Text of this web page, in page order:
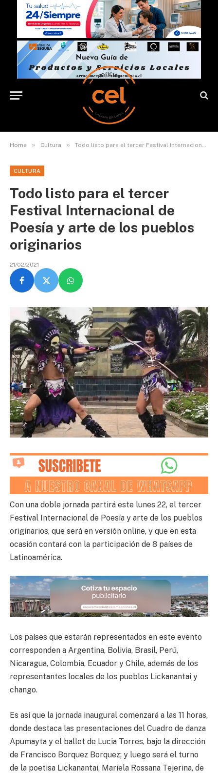
Home » Cultura » Todo listo para el tercer Festival Internacional de Poesía y arte de los pueblos originarios
CULTURA
Todo listo para el tercer
Festival Internacional de
Poesía y arte de los pueblos
originarios
21/02/2021
Con una doble jornada partirá este lunes 22, el tercer
Festival Internacional de Poesía y arte de los pueblos
originarios, que será en versión online, y que en esta
ocasión contará con la participación de 8 países de
Latinoamérica.
Los países que estarán representados en este evento
corresponden a Argentina, Bolivia, Brasil, Perú,
Nicaragua, Colombia, Ecuador y Chile, además de los
representantes locales de los pueblos Lickanantai y
chango.
Es así que la jornada inaugural comenzará a las 11 horas,
donde destaca las presentaciones del Cuadro de danza
Apumayta y el ballet de Lucia Torres, bajo la dirección
de Francisco Borquez Borquez; y luego será el turno
de la poetisa Lickanantai, Mariela Rossana Tejerina, de